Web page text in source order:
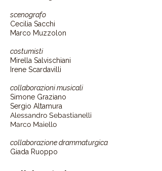
scenografo
Cecilia Sacchi
Marco Muzzolon
costumisti
Mirella Salvischiani
Irene Scardavilli
collaborazioni musicali
Simone Graziano
Sergio Altamura
Alessandro Sebastianelli
Marco Maiello
collaborazione drammaturgica
Giada Ruoppo